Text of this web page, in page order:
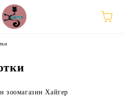
зоомагазин Хайгер